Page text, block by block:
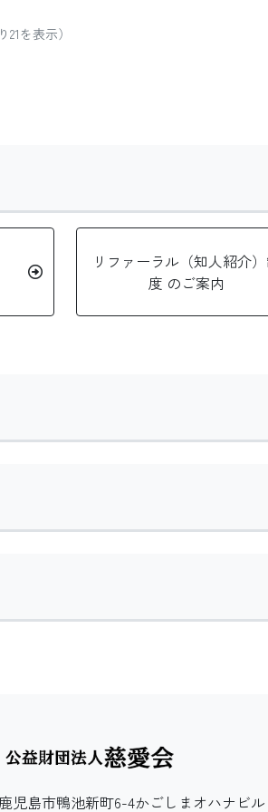
を表示）
リファーラル（知人紹介
度 のご案内
児島市鴨池新町6-4かごしまオハナビル